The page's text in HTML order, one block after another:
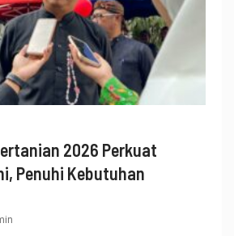
2026 Perkuat
Penuhi Kebutuhan